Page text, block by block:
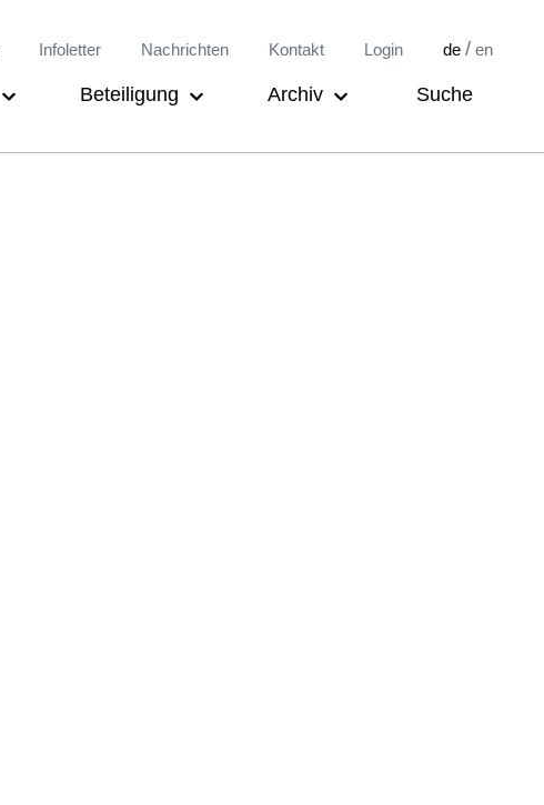
Beteiligung Archiv Suche
de / en
Infoletter Nachrichten Kontakt Login